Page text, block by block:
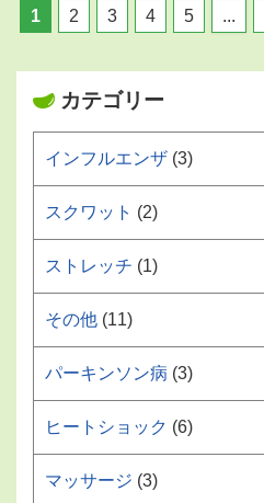
1 2 3 4 5 ...
カテゴリー
インフルエンザ (3)
スクワット (2)
ストレッチ (1)
その他 (11)
パーキンソン病 (3)
ヒートショック (6)
マッサージ (3)